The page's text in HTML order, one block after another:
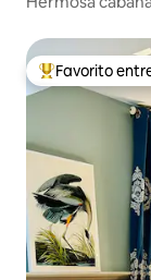
Favorito entre
Favorito